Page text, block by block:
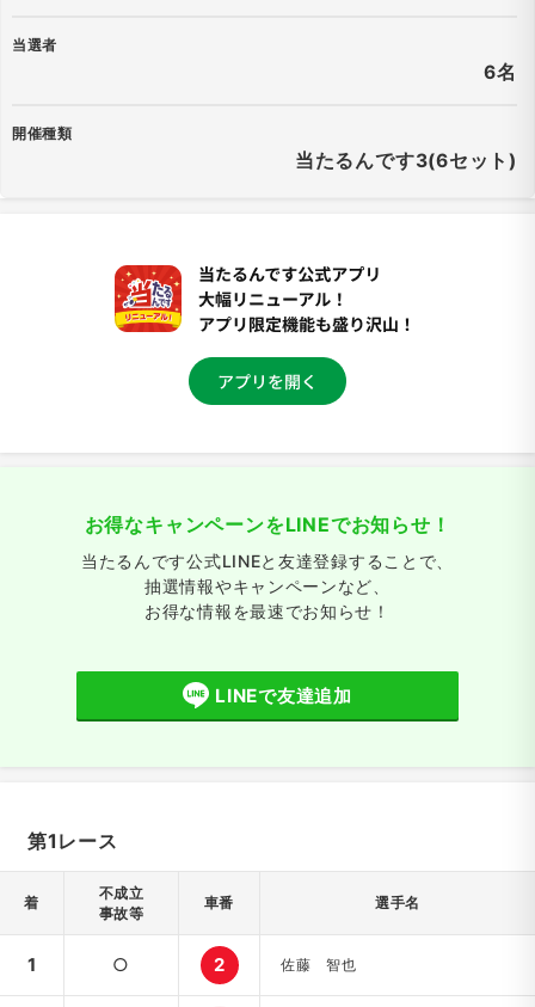
当選者
6名
開催種類
当たるんです3(6セット)
お得なキャンペーンをLINEでお知らせ！
当たるんです公式LINEと友達登録することで、
抽選情報やキャンペーンなど、
お得な情報を最速でお知らせ！
LINEで友達追加
第1レース
着
不成立
事故等
車番 選手名
1 ○ 2 佐藤 智也